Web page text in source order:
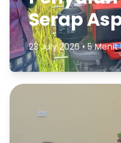
Serap
23 July 2026 • 5